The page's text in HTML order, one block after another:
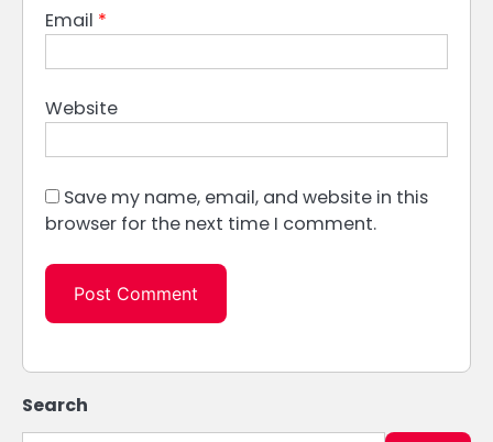
Email *
Website
Save my name, email, and website in this
browser for the next time I comment.
Search